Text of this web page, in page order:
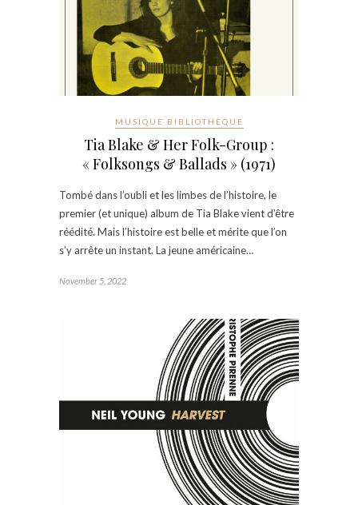
MUSIQUE BIBLIOTHÈQUE
Tia Blake & Her Folk-Group :
« Folksongs & Ballads » (1971)
Tombé dans l’oubli et les limbes de l’histoire, le
premier (et unique) album de Tia Blake vient d’être
réédité. Mais l’histoire est belle et mérite que l’on
s’y arrête un instant. La jeune américaine…
November 5, 2022